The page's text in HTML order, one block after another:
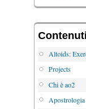
Altoids:
Projects
Chi è ao2
Apostrologia